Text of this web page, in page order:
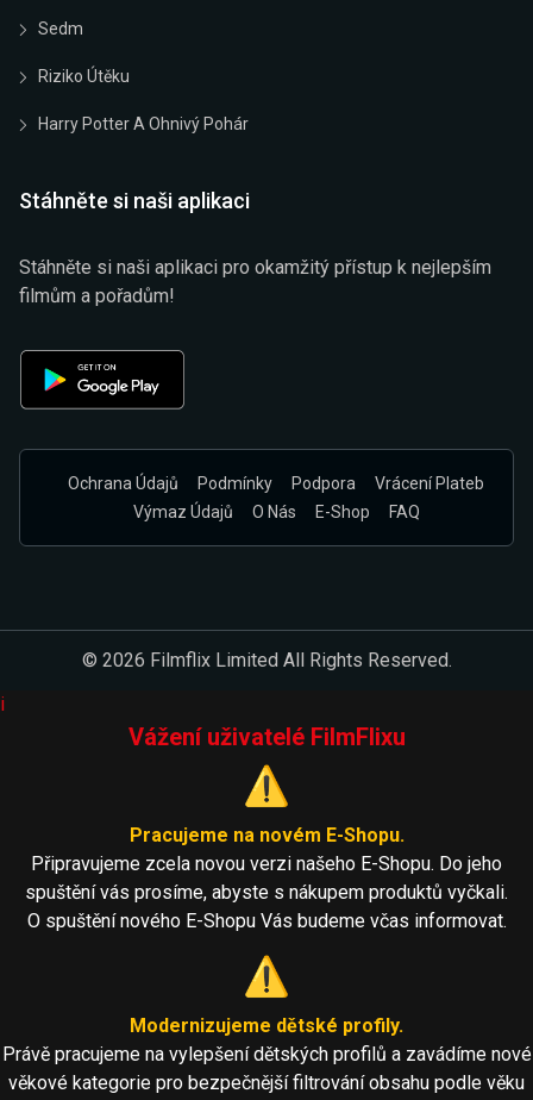
Sedm
Riziko Útěku
Harry Potter A Ohnivý Pohár
Stáhněte si naši aplikaci
Stáhněte si naši aplikaci pro okamžitý přístup k nejlepším
filmům a pořadům!
Ochrana Údajů Podmínky Podpora
Vrácení Plateb
Výmaz Údajů
O Nás E-Shop FAQ
© 2026 Filmflix Limited All Rights Reserved.
i
Vážení uživatelé FilmFlixu
⚠️
Pracujeme na novém E-Shopu.
Připravujeme zcela novou verzi našeho E-Shopu. Do jeho
spuštění vás prosíme, abyste s nákupem produktů vyčkali.
O spuštění nového E-Shopu Vás budeme včas informovat.
⚠️
Modernizujeme dětské profily.
Právě pracujeme na vylepšení dětských profilů a zavádíme nové
věkové kategorie pro bezpečnější filtrování obsahu podle věku